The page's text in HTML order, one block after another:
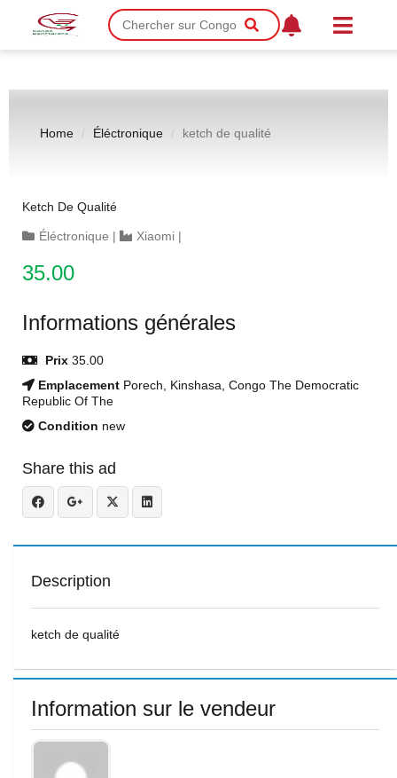
Home Éléctronique ketch de qualité
Ketch De Qualité
Éléctronique | Xiaomi |
35.00
Informations générales
Prix 35.00
Emplacement Porech, Kinshasa, Congo The Democratic
Republic Of The
Condition new
Share this ad
Description
ketch de qualité
Information sur le vendeur